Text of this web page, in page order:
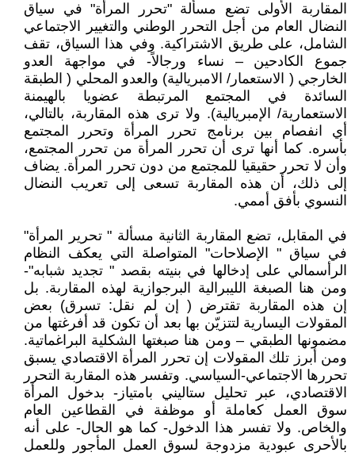
المقاربة الأولى تضع مسألة "تحرر المرأة" في سياق
النضال العام من أجل التحرر الوطني والتغيير الاجتماعي
الشامل، على طريق الاشتراكية. وفي هذا السياق، تقف
جموع الكادحين – نساء ورجالاً- في مواجهة العدو
الخارجي ( الاستعمار/ الامبريالية) والعدو المحلي ( الطبقة
السائدة في المجتمع المرتبطة عضويا بالهيمنة
الاستعمارية/ الإمبريالية). ولا ترى هذه المقاربة، بالتالي،
أي انفصام بين برنامج تحرر المرأة وتحرر المجتمع
بأسره. كما أنها ترى أن تحرر المرأة من تحرر المجتمع،
وأن لا تحرر حقيقيا للمجتمع من دون تحرر المرأة. يضاف
إلى ذلك، أن هذه المقاربة تسعى إلى تعريب النضال
النسوي بأفق أممي.
في المقابل، تضع المقاربة الثانية مسألة " تحرير المرأة"
في سياق " الإصلاحات" المتواصلة التي يعكف النظام
الرأسمالي على إدخالها في بنيته بقصد " تجديد شبابه"-
ومن هنا الصبغة الليبرالية البرجوازية لهذه المقاربة. بل
إن هذه المقاربة تقترض ( إن لم نقل: تسرق) بعض
المقولات اليسارية لتتزيّن بها بعد أن تكون قد أفرغتها من
مضمونها الطبقي – ومن هنا صبغتها الشكلية البراغماتية.
ومن أبرز تلك المقولات إن تحرر المرأة الاقتصادي يسبق
تحررها الاجتماعي-السياسي. وتفسر هذه المقاربة التحرر
الاقتصادي، عبر تحليل ستاليني بامتياز- بدخول المرأة
سوق العمل كعاملة أو موظفة في القطاعين العام
والخاص. ولا تفسر هذا الدخول- كما هو الحال- على أنه
بالأحرى عبودية مزدوجة لسوق العمل المأجور وللعمل